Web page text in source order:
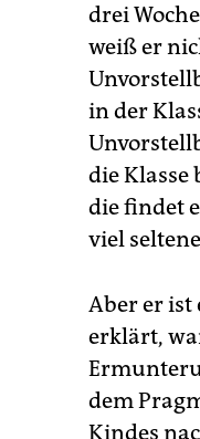
drei
weiß er
in der
die
die findet
viel
Aber er ist
erklärt,
dem
Kindes